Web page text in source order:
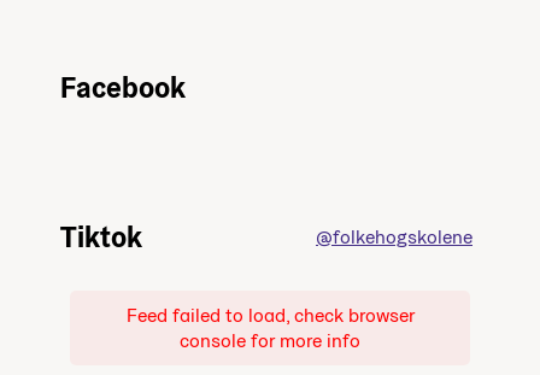
Facebook
Tiktok @folkehogskolene
Feed failed to load, check browser
console for more info